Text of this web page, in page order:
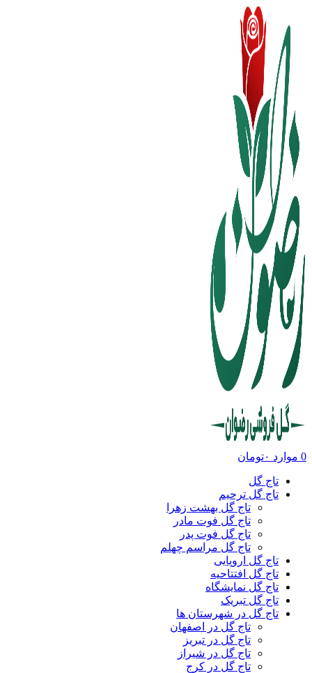
0 موارد ۰تومان
تاج گل
تاج گل ترحیم
تاج گل بهشت زهرا
تاج گل فوت مادر
تاج گل فوت پدر
تاج گل مراسم چهلم
تاج گل اروپایی
تاج گل افتتاحیه
تاج گل نمایشگاه
تاج گل تبریک
تاج گل در شهرستان ها
تاج گل در اصفهان
تاج گل در تبریز
تاج گل در شیراز
تاج گل در کرج